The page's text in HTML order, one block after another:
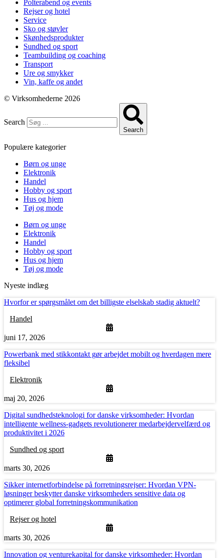
Polterabend og events
Rejser og hotel
Service
Sko og støvler
Skønhedsprodukter
Sundhed og sport
Teambuilding og coaching
Transport
Ure og smykker
Vin, kaffe og andet
© Virksomhederne 2026
Search
Search
Populære kategorier
Børn og unge
Elektronik
Handel
Hobby og sport
Hus og hjem
Tøj og mode
Børn og unge
Elektronik
Handel
Hobby og sport
Hus og hjem
Tøj og mode
Nyeste indlæg
Hvorfor er spørgsmålet om det billigste elselskab stadig aktuelt?
Handel
juni 17, 2026
Powerbank med stikkontakt gør arbejdet mobilt og hverdagen mere
fleksibel
Elektronik
maj 20, 2026
Digital sundhedsteknologi for danske virksomheder: Hvordan
intelligente wellness-gadgets revolutionerer medarbejdervelfærd og
produktivitet i 2026
Sundhed og sport
marts 30, 2026
Sikker internetforbindelse på forretningsrejser: Hvordan VPN-
løsninger beskytter danske virksomheders sensitive data og
optimerer global forretningskommunikation
Rejser og hotel
marts 30, 2026
Innovation og venturekapital for danske virksomheder: Hvordan